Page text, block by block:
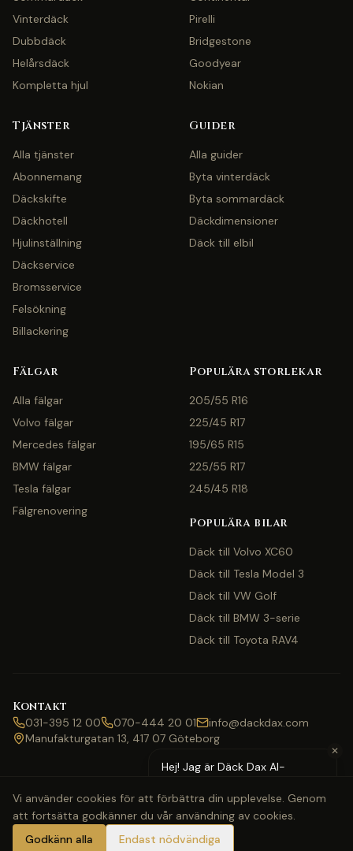
Vinterdäck
Dubbdäck
Helårsdäck
Kompletta hjul
Pirelli
Bridgestone
Goodyear
Nokian
Tjänster
Alla tjänster
Abonnemang
Däckskifte
Däckhotell
Hjulinställning
Däckservice
Bromsservice
Felsökning
Billackering
Guider
Alla guider
Byta vinterdäck
Byta sommardäck
Däckdimensioner
Däck till elbil
Fälgar
Alla fälgar
Volvo fälgar
Mercedes fälgar
BMW fälgar
Tesla fälgar
Fälgrenovering
Populära storlekar
205/55 R16
225/45 R17
195/65 R15
225/55 R17
245/45 R18
Populära bilar
Däck till Volvo XC60
Däck till Tesla Model 3
Däck till VW Golf
Däck till BMW 3-serie
Däck till Toyota RAV4
Kontakt
031-395 12 00 070-444 20 01
info@dackdax.com
Manufakturgatan 13, 417 07 Göteborg
©2026Däck Dax. Alla rättigheter förbehållna.
WebbkartaKlarnaSwishVisaMastercard
✕
Hej! Jag är Däck Dax AI-
med pris eller bokning?
Vi använder cookies för att förbättra din upplevelse. Genom
att fortsätta godkänner du vår användning av cookies.
Godkänn alla
Endast nödvändiga